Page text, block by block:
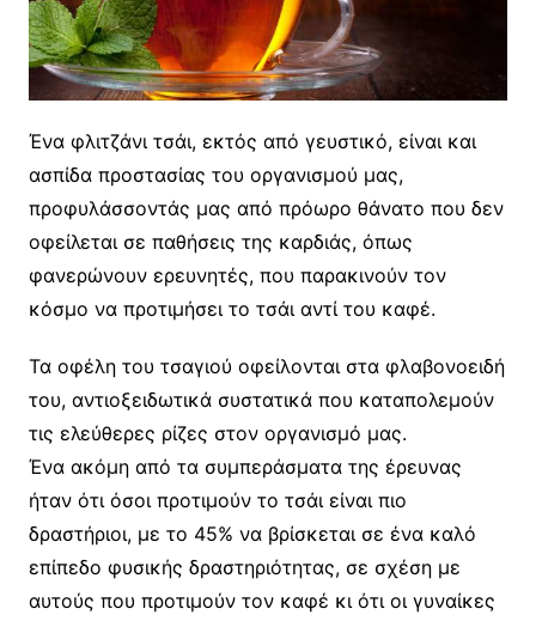
Ένα φλιτζάνι τσάι, εκτός από γευστικό, είναι και
ασπίδα προστασίας του οργανισμού μας,
προφυλάσσοντάς μας από πρόωρο θάνατο που δεν
οφείλεται σε παθήσεις της καρδιάς, όπως
φανερώνουν ερευνητές, που παρακινούν τον
κόσμο να προτιμήσει το τσάι αντί του καφέ.
Τα οφέλη του τσαγιού οφείλονται στα φλαβονοειδή
του, αντιοξειδωτικά συστατικά που καταπολεμούν
τις ελεύθερες ρίζες στον οργανισμό μας.
Ένα ακόμη από τα συμπεράσματα της έρευνας
ήταν ότι όσοι προτιμούν το τσάι είναι πιο
δραστήριοι, με το 45% να βρίσκεται σε ένα καλό
επίπεδο φυσικής δραστηριότητας, σε σχέση με
αυτούς που προτιμούν τον καφέ κι ότι οι γυναίκες